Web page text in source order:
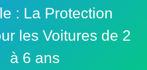
: La Protection
les Voitures de 2
à 6 ans